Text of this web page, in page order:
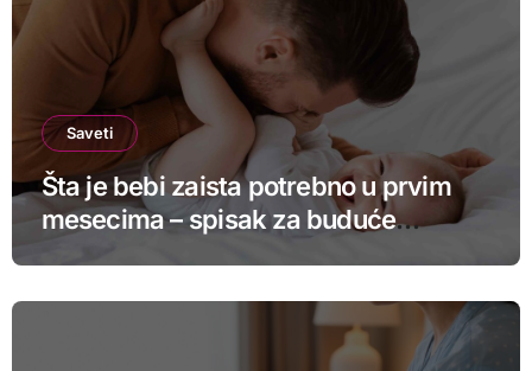
Saveti
Šta je bebi zaista potrebno u prvim
mesecima – spisak za buduće